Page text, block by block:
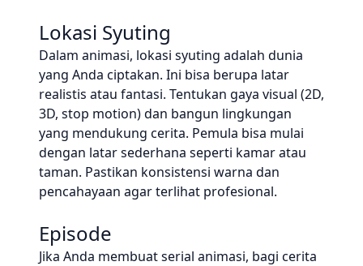
Lokasi Syuting
Dalam animasi, lokasi syuting adalah dunia
yang Anda ciptakan. Ini bisa berupa latar
realistis atau fantasi. Tentukan gaya visual (2D,
3D, stop motion) dan bangun lingkungan
yang mendukung cerita. Pemula bisa mulai
dengan latar sederhana seperti kamar atau
taman. Pastikan konsistensi warna dan
pencahayaan agar terlihat profesional.
Episode
Jika Anda membuat serial animasi, bagi cerita